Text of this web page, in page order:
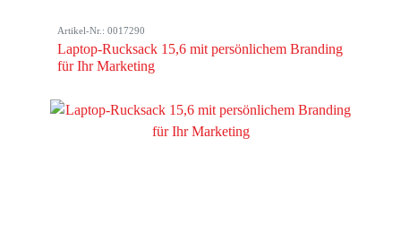
Artikel-Nr.: 0017290
Laptop-Rucksack 15,6 mit persönlichem Branding
für Ihr Marketing